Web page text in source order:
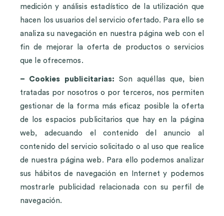
medición y análisis estadístico de la utilización que
hacen los usuarios del servicio ofertado. Para ello se
analiza su navegación en nuestra página web con el
fin de mejorar la oferta de productos o servicios
que le ofrecemos.
– Cookies publicitarias: Son aquéllas que, bien
tratadas por nosotros o por terceros, nos permiten
gestionar de la forma más eficaz posible la oferta
de los espacios publicitarios que hay en la página
web, adecuando el contenido del anuncio al
contenido del servicio solicitado o al uso que realice
de nuestra página web. Para ello podemos analizar
sus hábitos de navegación en Internet y podemos
mostrarle publicidad relacionada con su perfil de
navegación.